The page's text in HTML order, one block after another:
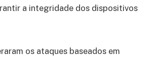
a integridade dos dispositivos
os ataques baseados em